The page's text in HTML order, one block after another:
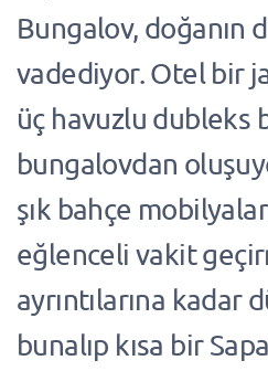
Bungalov, doğanın
vadediyor. Otel bir
üç havuzlu dubleks
bungalovdan
şık bahçe
eğlenceli vakit
ayrıntılarına kadar
bunalıp kısa bir